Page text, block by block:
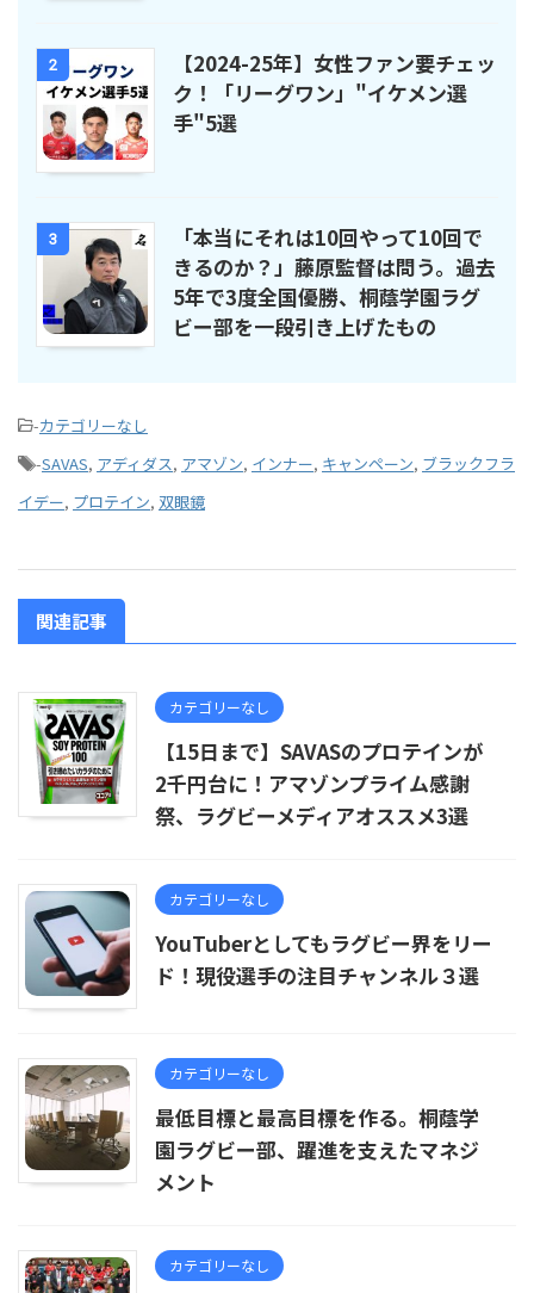
2
【2024-25年】女性ファン要チェッ
ク！「リーグワン」"イケメン選
手"5選
3
「本当にそれは10回やって10回で
きるのか？」藤原監督は問う。過去
5年で3度全国優勝、桐蔭学園ラグ
ビー部を一段引き上げたもの
-カテゴリーなし
-SAVAS, アディダス, アマゾン, インナー, キャンペーン, ブラックフラ
イデー, プロテイン, 双眼鏡
関連記事
カテゴリーなし
【15日まで】SAVASのプロテインが
2千円台に！アマゾンプライム感謝
祭、ラグビーメディアオススメ3選
カテゴリーなし
YouTuberとしてもラグビー界をリー
ド！現役選手の注目チャンネル３選
カテゴリーなし
最低目標と最高目標を作る。桐蔭学
園ラグビー部、躍進を支えたマネジ
メント
カテゴリーなし